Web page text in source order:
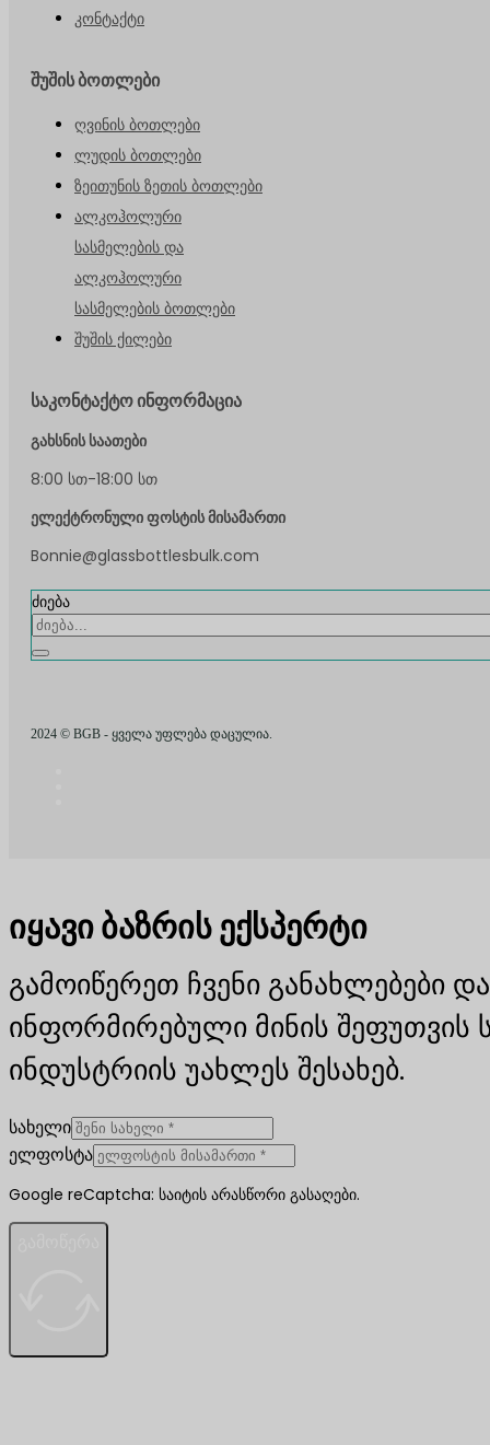
კონტაქტი
შუშის ბოთლები
ღვინის ბოთლები
ლუდის ბოთლები
ზეითუნის ზეთის ბოთლები
ალკოჰოლური
სასმელების და
ალკოჰოლური
სასმელების ბოთლები
შუშის ქილები
საკონტაქტო ინფორმაცია
გახსნის საათები
8:00 სთ-18:00 სთ
ელექტრონული ფოსტის მისამართი
Bonnie@glassbottlesbulk.com
ძიება
2024 © BGB - ყველა უფლება დაცულია.
იყავი ბაზრის ექსპერტი
გამოიწერეთ ჩვენი განახლებები
ინფორმირებული მინის შეფუთვის
ინდუსტრიის უახლეს შესახებ.
სახელი
ელფოსტა
Google reCaptcha: საიტის არასწორი გასაღები.